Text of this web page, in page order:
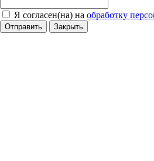
Я согласен(на) на обработку
Отправить Закрыть